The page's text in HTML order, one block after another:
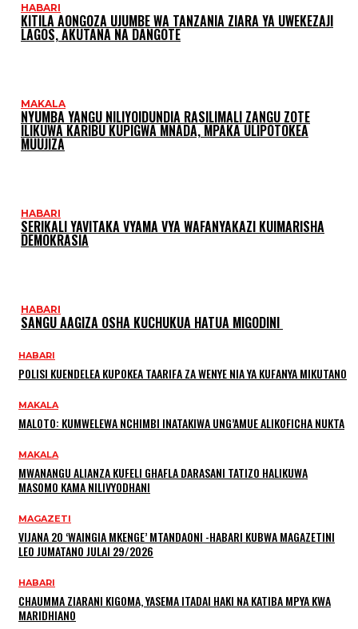
HABARI
KITILA AONGOZA UJUMBE WA TANZANIA ZIARA YA UWEKEZAJI
LAGOS, AKUTANA NA DANGOTE
MAKALA
NYUMBA YANGU NILIYOIDUNDIA RASILIMALI ZANGU ZOTE
ILIKUWA KARIBU KUPIGWA MNADA, MPAKA ULIPOTOKEA
MUUJIZA
HABARI
SERIKALI YAVITAKA VYAMA VYA WAFANYAKAZI KUIMARISHA
DEMOKRASIA
HABARI
SANGU AAGIZA OSHA KUCHUKUA HATUA MIGODINI ‎
HABARI
POLISI KUENDELEA KUPOKEA TAARIFA ZA WENYE NIA YA KUFANYA MIKUTANO
MAKALA
MALOTO: KUMWELEWA NCHIMBI INATAKIWA UNG’AMUE ALIKOFICHA NUKTA
MAKALA
MWANANGU ALIANZA KUFELI GHAFLA DARASANI TATIZO HALIKUWA
MASOMO KAMA NILIVYODHANI
MAGAZETI
VIJANA 20 ‘WAINGIA MKENGE’ MTANDAONI -HABARI KUBWA MAGAZETINI
LEO JUMATANO JULAI 29/2026
HABARI
CHAUMMA ZIARANI KIGOMA, YASEMA ITADAI HAKI NA KATIBA MPYA KWA
MARIDHIANO